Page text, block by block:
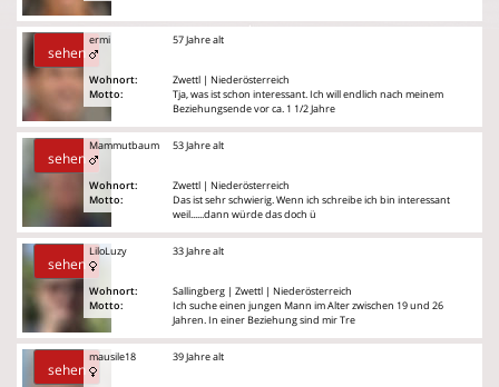
sehen
ermi
Wohnort:
Motto:
57 Jahre alt
Zwettl | Niederösterreich
Tja, was ist schon interessant. Ich will endlich nach meinem
Beziehungsende vor ca. 1 1/2 Jahre
sehen
Mammutbaum
Wohnort:
Motto:
53 Jahre alt
Zwettl | Niederösterreich
Das ist sehr schwierig. Wenn ich schreibe ich bin interessant
weil......dann würde das doch ü
sehen
LiloLuzy
Wohnort:
Motto:
33 Jahre alt
Sallingberg | Zwettl | Niederösterreich
Ich suche einen jungen Mann im Alter zwischen 19 und 26
Jahren. In einer Beziehung sind mir Tre
sehen
mausile18 39 Jahre alt